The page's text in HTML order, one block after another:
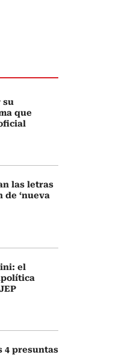
su
que
las letras
de ‘nueva
el
4 presuntas